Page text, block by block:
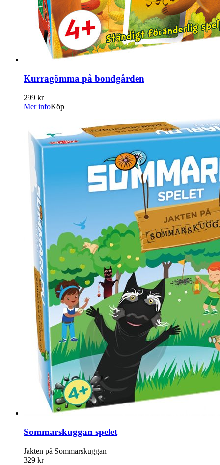
Kurragömma på bondgården
299 kr
Mer infoKöp
Sommarskuggan spelet
Jakten på Sommarskuggan
329 kr